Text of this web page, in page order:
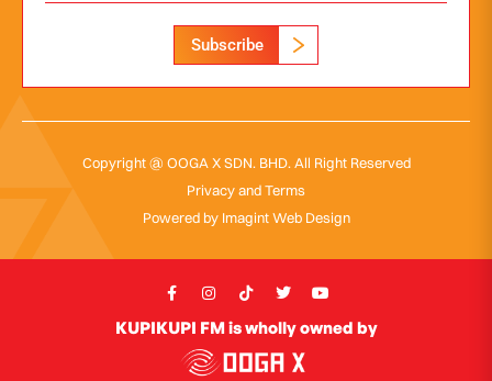
Subscribe
Copyright @ OOGA X SDN. BHD. All Right Reserved
Privacy and Terms
Powered by Imagint Web Design
KUPIKUPI FM is wholly owned by